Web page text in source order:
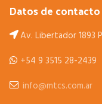
Datos de contacto
Av. Libertador 1893
+54 9 3515 28-2439
info@mtcs.com.ar